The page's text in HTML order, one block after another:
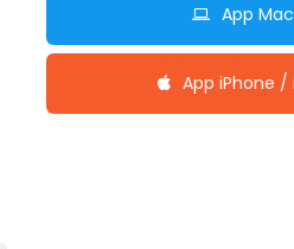
App Mac
App iPhone /